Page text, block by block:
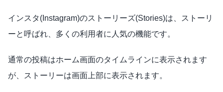
インスタ(Instagram)のストーリーズ(Stories)は、ストーリ
ーと呼ばれ、多くの利用者に人気の機能です。
通常の投稿はホーム画面のタイムラインに表示されます
が、ストーリーは画面上部に表示されます。